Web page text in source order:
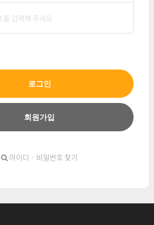
로그인
회원가입
아이디 · 비밀번호 찾기